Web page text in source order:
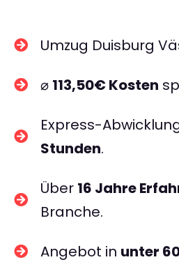
Umzug Duisburg
⌀ 113,50€ Kosten
Express-
Stunden.
Über 16 Jahre
Branche.
Angebot in unter